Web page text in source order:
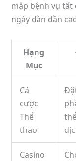
mập bệnh vụ tất
ngày dần dần
Hạng
Mục
Cá
cược
Thể
thao
Casino